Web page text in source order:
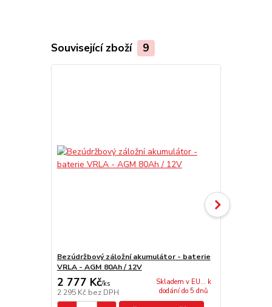
Související zboží 9
Bezúdržbový záložní akumulátor - baterie
VRLA - AGM 80Ah / 12V
2 777 Kč/ks
2 295 Kč bez DPH
Skladem v EU... k
dodání do 5 dnů